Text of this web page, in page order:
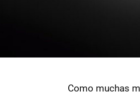
Como muchas